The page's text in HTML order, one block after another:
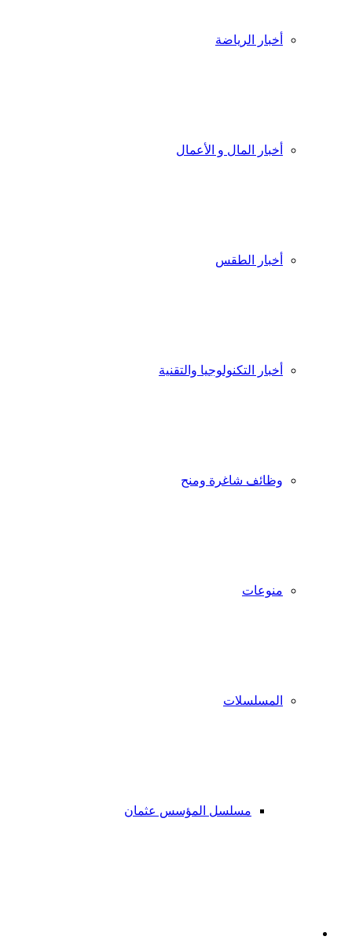
أخبار الرياضة
أخبار المال و الأعمال
أخبار الطقس
أخبار التكنولوجيا والتقنية
وظائف شاغرة ومنح
منوعات
المسلسلات
مسلسل المؤسس عثمان